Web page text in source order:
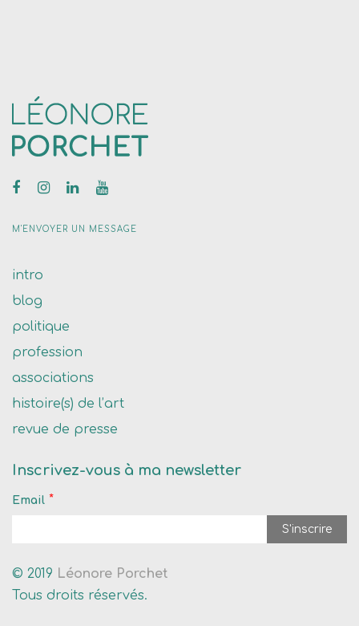
M'ENVOYER UN MESSAGE
intro
blog
politique
profession
associations
histoire(s) de l’art
revue de presse
Inscrivez-vous à ma newsletter
Email *
© 2019 Léonore Porchet
Tous droits réservés.